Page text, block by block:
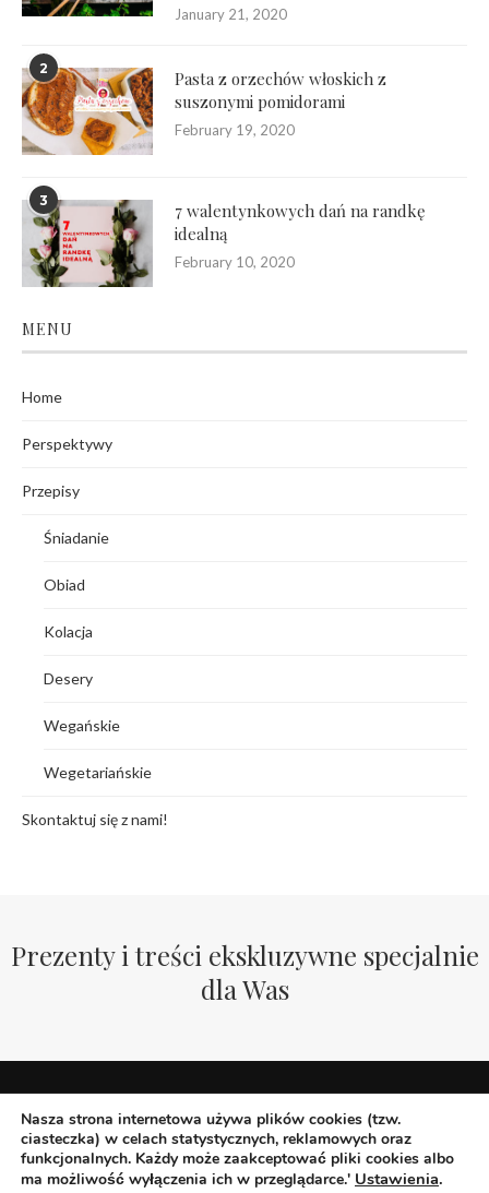
January 21, 2020
2
Pasta z orzechów włoskich z
suszonymi pomidorami
February 19, 2020
3
7 walentynkowych dań na randkę
idealną
February 10, 2020
MENU
Home
Perspektywy
Przepisy
Śniadanie
Obiad
Kolacja
Desery
Wegańskie
Wegetariańskie
Skontaktuj się z nami!
Prezenty i treści ekskluzywne specjalnie
dla Was
@2019 - All Right Reserved. Designed and Developed by WegePerspektywy
Nasza strona internetowa używa plików cookies (tzw.
ciasteczka) w celach statystycznych, reklamowych oraz
funkcjonalnych. Każdy może zaakceptować pliki cookies albo
ma możliwość wyłączenia ich w przeglądarce.' Ustawienia.